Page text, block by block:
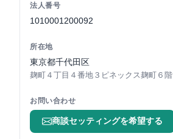
法人番号
1010001200092
所在地
東京都千代田区
麹町４丁目４番地３ピネックス麹町６階
お問い合わせ
商談セッティングを希望する